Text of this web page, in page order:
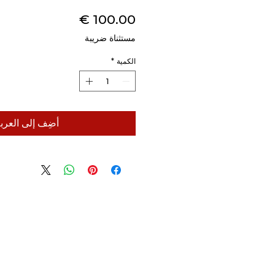
السعر
مستثناة ضريبة
الكمية *
أضِف إلى